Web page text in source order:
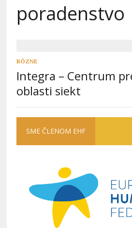
poradenstvo
RÔZNE
Integra – Centrum
oblasti siekt
SME ČLENOM EHF